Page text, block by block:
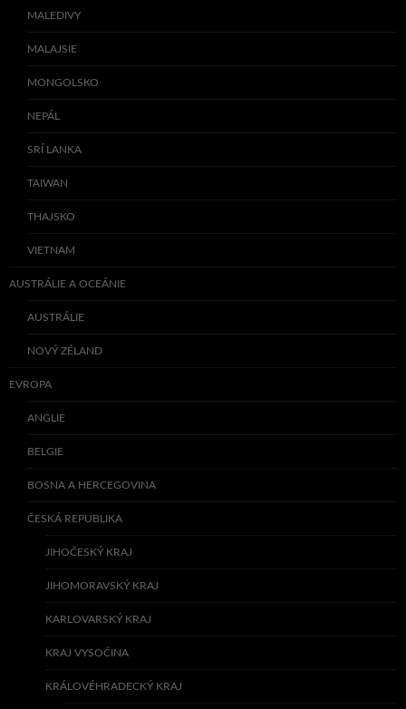
MALEDIVY
MALAJSIE
MONGOLSKO
NEPÁL
SRÍ LANKA
TAIWAN
THAJSKO
VIETNAM
AUSTRÁLIE A OCEÁNIE
AUSTRÁLIE
NOVÝ ZÉLAND
EVROPA
ANGLIE
BELGIE
BOSNA A HERCEGOVINA
ČESKÁ REPUBLIKA
JIHOČESKÝ KRAJ
JIHOMORAVSKÝ KRAJ
KARLOVARSKÝ KRAJ
KRAJ VYSOČINA
KRÁLOVÉHRADECKÝ KRAJ